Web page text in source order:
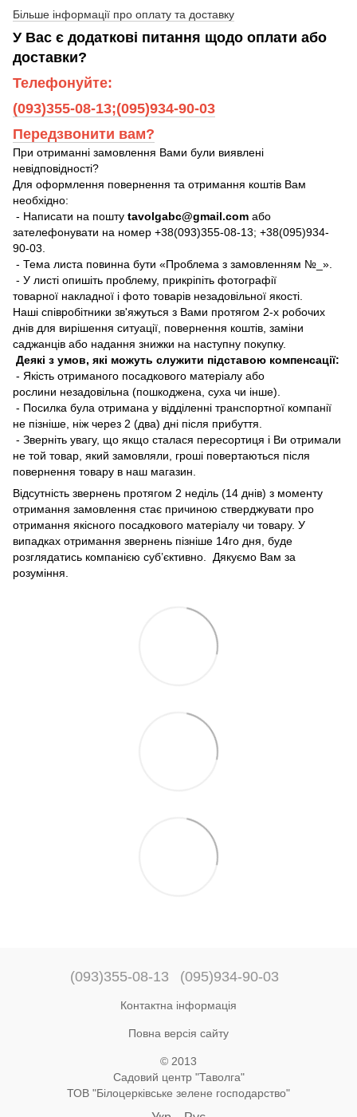
Більше інформації про оплату та доставку
У Вас є додаткові питання щодо оплати або
доставки?
Телефонуйте:
(093)355-08-13;(095)934-90-03
Передзвонити вам?
При отриманні замовлення Вами були виявлені
невідповідності?
Для оформлення повернення та отримання коштів Вам
необхідно:
- Написати на пошту tavolgabc@gmail.com або
зателефонувати на номер +38(093)355-08-13; +38(095)934-
90-03.
- Тема листа повинна бути «Проблема з замовленням №_».
- У листі опишіть проблему, прикріпіть фотографії
товарної накладної і фото товарів незадовільної якості.
Наші співробітники зв'яжуться з Вами протягом 2-х робочих
днів для вирішення ситуації, повернення коштів, заміни
саджанців або надання знижки на наступну покупку.
Деякі з умов, які можуть служити підставою компенсації:
- Якість отриманого посадкового матеріалу або
рослини незадовільна (пошкоджена, суха чи інше).
- Посилка була отримана у відділенні транспортної компанії
не пізніше, ніж через 2 (два) дні після прибуття.
- Зверніть увагу, що якщо сталася пересортиця і Ви отримали
не той товар, який замовляли, гроші повертаються після
повернення товару в наш магазин.
Відсутність звернень протягом 2 неділь (14 днів) з моменту
отримання замовлення стає причиною стверджувати про
отримання якісного посадкового матеріалу чи товару. У
випадках отримання звернень пізніше 14го дня, буде
розглядатись компанією суб’єктивно. Дякуємо Вам за
розуміння.
(093)355-08-13 (095)934-90-03
Контактна інформація
Повна версія сайту
© 2013
Садовий центр "Таволга"
ТОВ "Білоцерківське зелене господарство"